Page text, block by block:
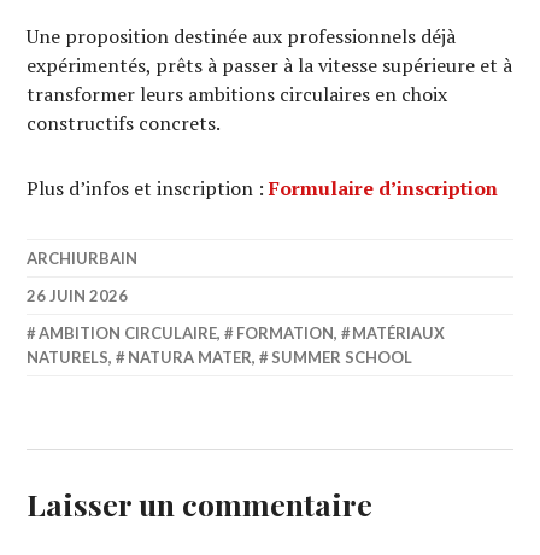
Une proposition destinée aux professionnels déjà
expérimentés, prêts à passer à la vitesse supérieure et à
transformer leurs ambitions circulaires en choix
constructifs concrets.
Plus d’infos et inscription :Formulaire d’inscription
ARCHIURBAIN
26 JUIN 2026
AMBITION CIRCULAIRE, FORMATION,
MATÉRIAUX
NATURELS, NATURA MATER, SUMMER SCHOOL
Laisser un commentaire